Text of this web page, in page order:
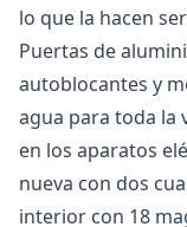
lo que la hacen
Puertas de
autoblocantes y
agua para toda la
en los aparatos
nueva con dos
interior con 18